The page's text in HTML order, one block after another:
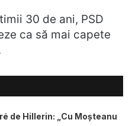
30 de ani, PSD
ca să mai capete
de Hillerin: „Cu Moșteanu